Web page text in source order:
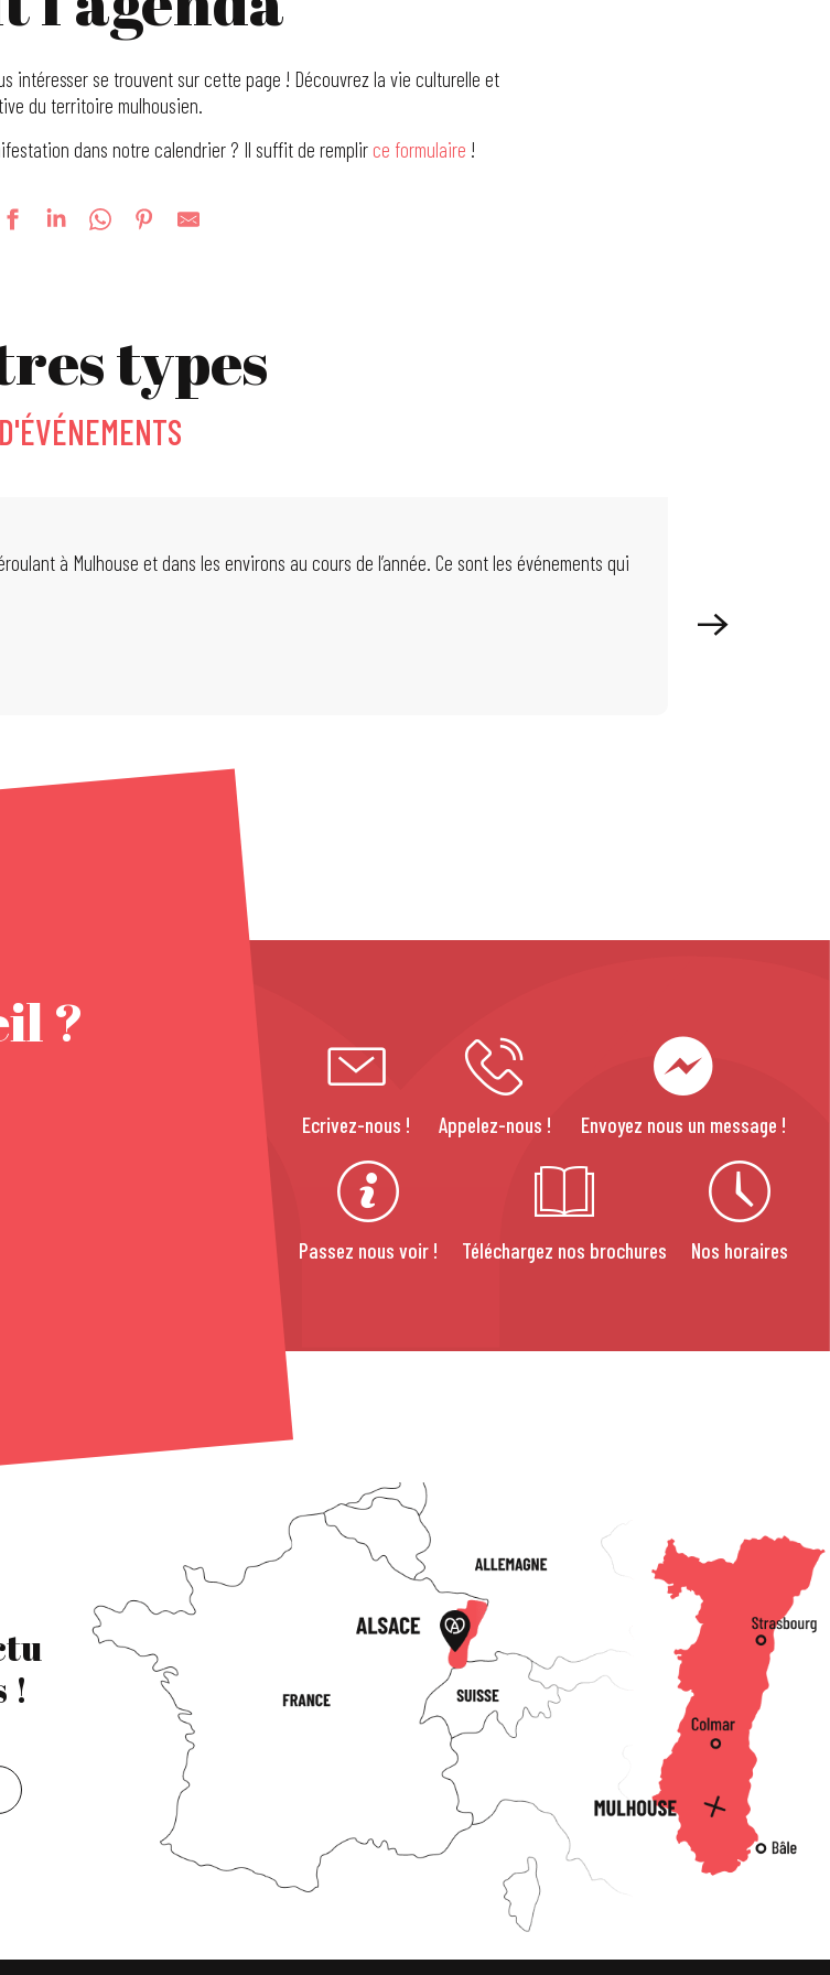
intéresser se trouvent sur cette page ! Découvrez la vie culturelle et
du territoire mulhousien.
dans notre calendrier ? Il suffit de remplir ce formulaire !
types
D'ÉVÉNEMENTS
à Mulhouse et dans les environs au cours de l’année. Ce sont les événements qui
?
Ecrivez-nous ! Appelez-nous ! Envoyez nous un message !
Passez nous voir ! Téléchargez nos brochures Nos horaires
!